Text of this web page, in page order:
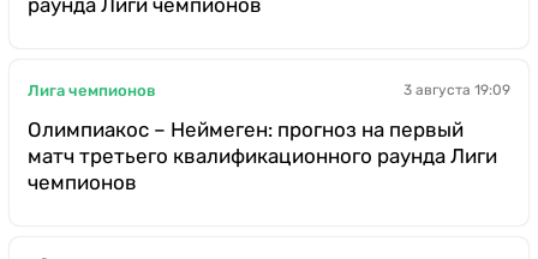
раунда Лиги чемпионов
Лига чемпионов 3 августа 19:09
Олимпиакос – Неймеген: прогноз на первый
матч третьего квалификационного раунда Лиги
чемпионов